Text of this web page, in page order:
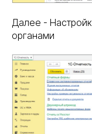
Далее -
органами